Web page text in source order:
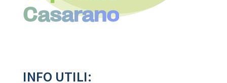
Casarano
INFO UTILI: